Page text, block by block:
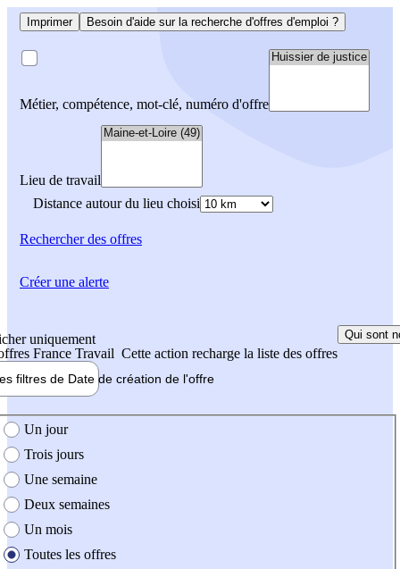
Imprimer Besoin d'aide sur la recherche d'offres d'emploi ?
Métier, compétence, mot-clé, numéro d'offre
Lieu de travail
Distance autour du lieu choisi
Rechercherdes offres
uniquement
France Travail Cette action recharge la liste des offres
Qui sont
filtres de Date de création de l'offre
création de l'offre
Un jour
Trois jours
Une semaine
Deux semaines
Un mois
Toutes les offres
Créer une alerte